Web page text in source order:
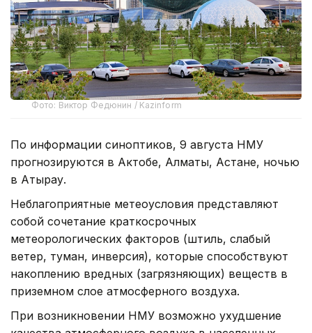
Фото: Виктор Федюнин / Kazinform
По информации синоптиков, 9 августа НМУ
прогнозируются в Актобе, Алматы, Астане, ночью
в Атырау.
Неблагоприятные метеоусловия представляют
собой сочетание краткосрочных
метеорологических факторов (штиль, слабый
ветер, туман, инверсия), которые способствуют
накоплению вредных (загрязняющих) веществ в
приземном слое атмосферного воздуха.
При возникновении НМУ возможно ухудшение